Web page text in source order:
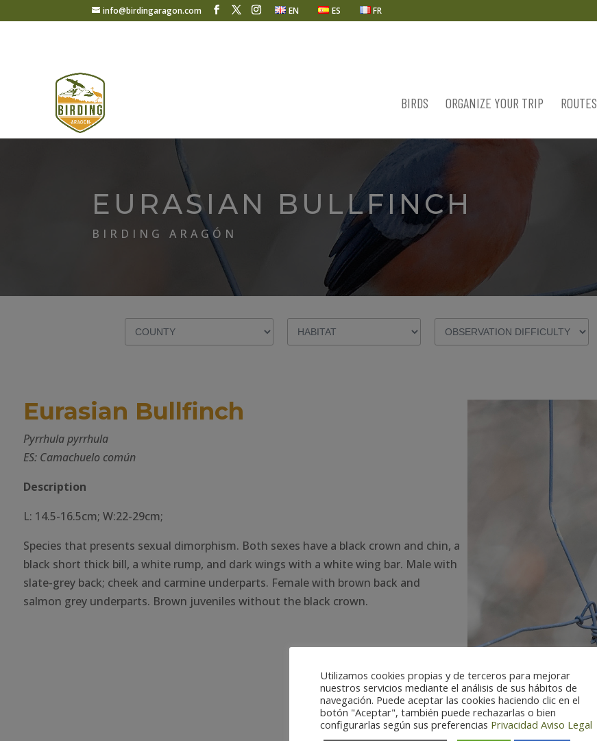
info@birdingaragon.com EN ES FR
BIRDS ORGANIZE YOUR TRIP ROUTES
EURASIAN BULLFINCH
BIRDING ARAGÓN
Eurasian Bullfinch
Pyrrhula pyrrhula
ES: Camachuelo común
Description
L: 14.5-16.5cm; W:22-29cm;
Species that presents sexual dimorphism. Both sexes have a black crown and chin, a
black short thick bill, a white rump, and dark wings with a white wing bar. Male with
slate-grey back; cheek and carmine underparts. Female with brown back and
salmon grey underparts. Brown juveniles without the black crown.
Utilizamos cookies propias y de terceros para mejorar
nuestros servicios mediante el análisis de sus hábitos de
navegación. Puede aceptar las cookies haciendo clic en el
botón "Aceptar", también puede rechazarlas o bien
configurarlas según sus preferencias Privacidad Aviso Legal